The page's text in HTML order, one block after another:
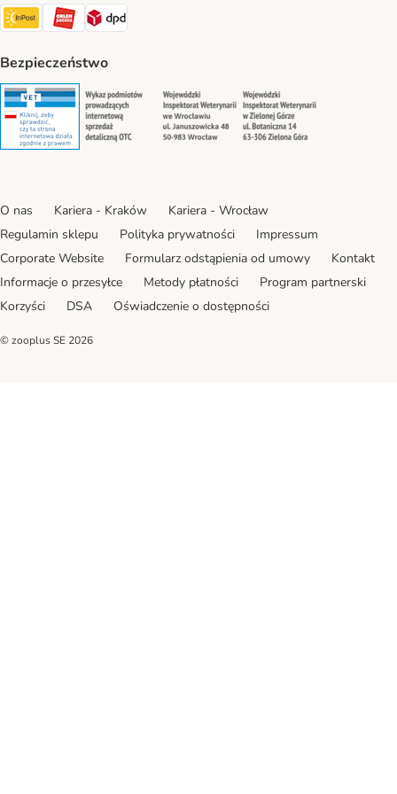
Paczkomat® Shipping Method
ORLEN Paczka Shipping Method
Bezpieczeństwo
Security Security Security
O nas Kariera - Kraków
Kariera - Wrocław
Regulamin sklepu
Polityka prywatności
Impressum
Corporate Website
Formularz odstąpienia od umowy
Kontakt
Informacje o przesyłce
Metody płatności
Program partnerski
Korzyści
DSA Oświadczenie o dostępności
© zooplus SE 2026